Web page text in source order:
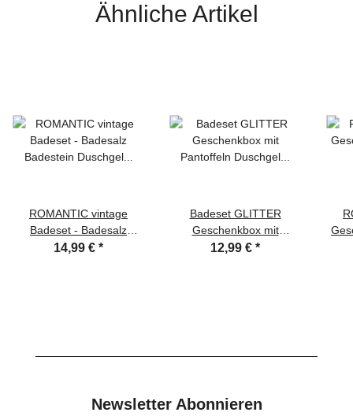
Ähnliche Artikel
ROMANTIC vintage
Badeset - Badesalz
Badestein Duschgel
14,99 € *
Badeset GLITTER
Geschenkbox mit
Pantoffeln Duschgel
12,99 € *
Newsletter Abonnieren